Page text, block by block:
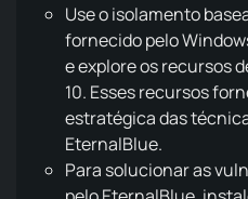
Use o isolamento
fornecido pelo
e explore os recursos
10. Esses recursos
estratégica das
EternalBlue.
Para solucionar as